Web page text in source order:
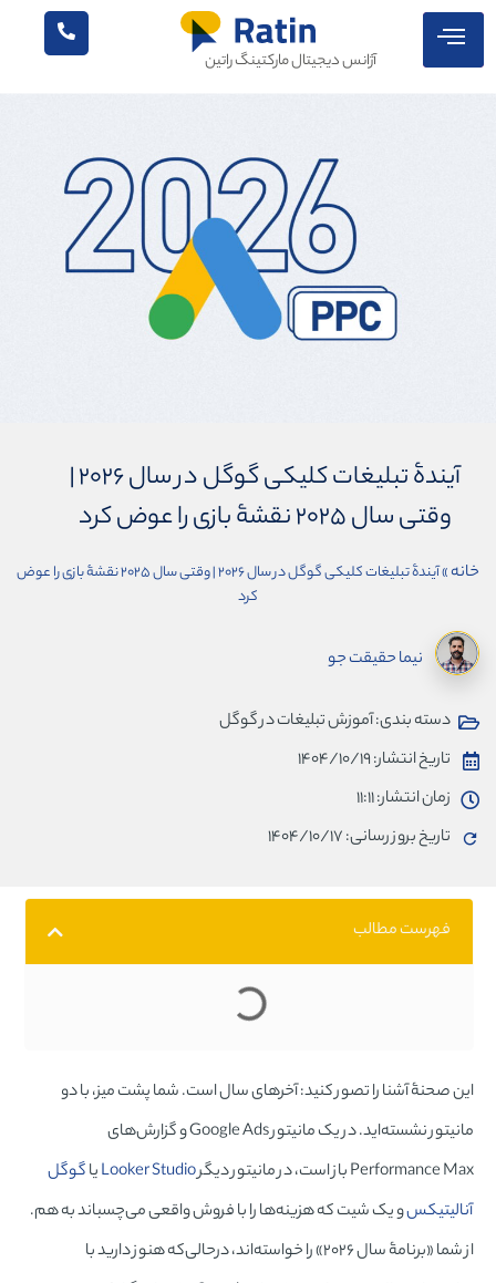
آژانس دیجیتال مارکتینگ راتین
آیندۀ تبلیغات کلیکی گوگل در سال ۲۰۲۶ |
وقتی سال ۲۰۲۵ نقشۀ بازی را عوض کرد
خانه»
آیندۀ تبلیغات کلیکی گوگل در سال ۲۰۲۶ | وقتی سال ۲۰۲۵ نقشۀ بازی را عوض
کرد
نیما حقیقت جو
دسته بندی:آموزش تبلیغات در گوگل
تاریخ انتشار:۱۴۰۴/۱۰/۱۹
زمان انتشار:۱۱:۱۱
تاریخ بروز رسانی: ۱۴۰۴/۱۰/۱۷
فهرست مطالب
این صحنۀ آشنا را تصور کنید: آخرهای سال است. شما پشت میز، با دو
مانیتور نشسته‌اید. در یک مانیتور Google Ads و گزارش‌های
Performance Max باز است، در مانیتور دیگر
Looker Studioیاگوگل
آنالیتیکسو یک شیت که هزینه‌ها را با فروش واقعی می‌چسباند به هم.
از شما «برنامۀ سال ۲۰۲۶» را خواسته‌اند، درحالی‌که هنوز دارید با